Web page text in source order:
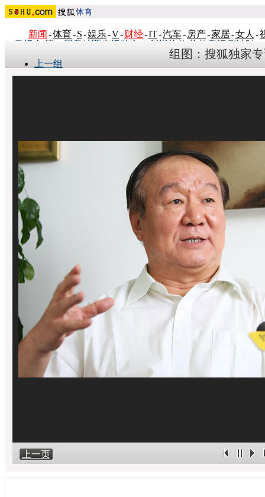
新闻 -体育-S-娱乐-V-财经-IT-汽车- 房产-家居-女人 -
奥运会|第30届奥林匹克运动会
剑指伦敦|伦敦奥运倒计时
组图：搜狐独家
上一组
上一页